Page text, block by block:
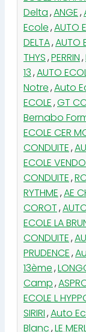
Delta,ANGE,
Ecole,AUTO
DELTA,AUTO
THYS,PERRIN,
13,AUTO
Notre,Auto
ECOLE,GT
Bernabo
ECOLE CER
CONDUITE,
ECOLE
CONDUITE,
RYTHME,AE
COROT,
ECOLE LA
CONDUITE,
PRUDENCE,
13ème,
Camp,
ECOLE L
SIRIRI,Auto
Blanc,LE